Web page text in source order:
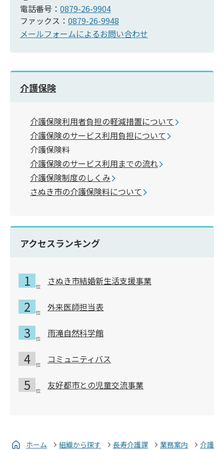
電話番号： 0879-26-9904
ファックス： 0879-26-9948
メールフォームによるお問い合わせ
介護保険
介護保険利用者負担の軽減措置について
介護保険のサービス利用負担について
介護保険料
介護保険のサービス利用までの流れ
介護保険制度のしくみ
さぬき市の介護保険料について
アクセスランキング
さぬき市結婚新生活支援事業
外来医師担当表
雨滝自然科学館
コミュニティバス
友好都市との児童交流事業
ホーム 組織から探す 長寿介護課 業務案内
介護